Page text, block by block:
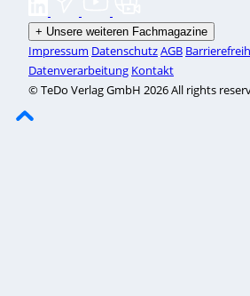
+ Unsere weiteren Fachmagazine
Impressum DatenschutzAGB
Datenverarbeitung Kontakt
© TeDo Verlag GmbH 2026 All rights